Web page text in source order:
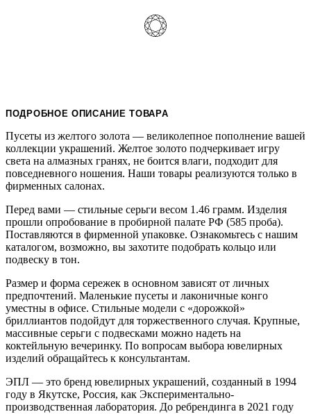
ПОДРОБНОЕ ОПИСАНИЕ ТОВАРА
Пусеты из желтого золота — великолепное пополнение вашей
коллекции украшений. Желтое золото подчеркивает игру
света на алмазных гранях, не боится влаги, подходит для
повседневного ношения. Наши товары реализуются только в
фирменных салонах.
Перед вами — стильные серьги весом 1.46 грамм. Изделия
прошли опробование в пробирной палате РФ (585 проба).
Поставляются в фирменной упаковке. Ознакомьтесь с нашим
каталогом, возможно, вы захотите подобрать кольцо или
подвеску в тон.
Размер и форма сережек в основном зависят от личных
предпочтений. Маленькие пусеты и лаконичные конго
уместны в офисе. Стильные модели с «дорожкой»
бриллиантов подойдут для торжественного случая. Крупные,
массивные серьги с подвесками можно надеть на
коктейльную вечеринку. По вопросам выбора ювелирных
изделий обращайтесь к консультантам.
ЭПЛ — это бренд ювелирных украшений, созданный в 1994
году в Якутске, Россия, как Экспериментально-
производственная лаборатория. До ребрендинга в 2021 году